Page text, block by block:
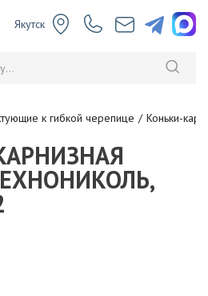
Якутск
к гибкой черепице Коньки-